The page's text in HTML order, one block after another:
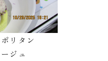
リタン
ジュ